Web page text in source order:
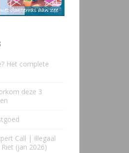
Het complete
deze 3
Call | Illegaal
(jan 2026)